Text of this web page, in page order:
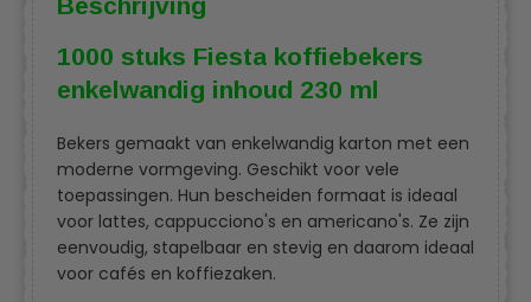
1000 stuks Fiesta koffiebekers
enkelwandig inhoud 230 ml
Bekers gemaakt van enkelwandig karton met een
moderne vormgeving. Geschikt voor vele
toepassingen. Hun bescheiden formaat is ideaal
voor lattes, cappucciono's en americano's. Ze zijn
eenvoudig, stapelbaar en stevig en daarom ideaal
voor cafés en koffiezaken.